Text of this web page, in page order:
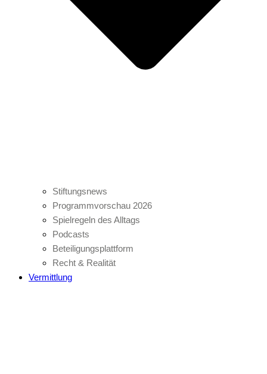
Stiftungsnews
Programmvorschau 2026
Spielregeln des Alltags
Podcasts
Beteiligungsplattform
Recht & Realität
Vermittlung